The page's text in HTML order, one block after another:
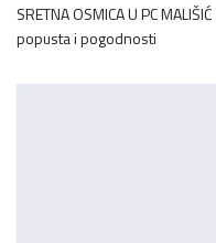
SRETNA OSMICA U PC
popusta i pogodnosti